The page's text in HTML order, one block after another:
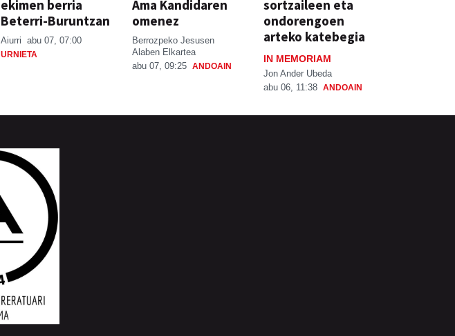
ekimen berria
Beterri-Buruntzan
Aiurri abu 07, 07:00
URNIETA
Ama Kandidaren
omenez
Berrozpeko Jesusen
Alaben Elkartea
abu 07, 09:25 ANDOAIN
sortzaileen eta
ondorengoen
arteko katebegia
IN MEMORIAM
Jon Ander Ubeda
abu 06, 11:38 ANDOAIN